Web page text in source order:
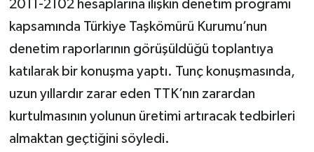
2011-2102 hesaplarına ilişkin denetim programı
kapsamında Türkiye Taşkömürü Kurumu’nun
denetim raporlarının görüşüldüğü toplantıya
katılarak bir konuşma yaptı. Tunç konuşmasında,
uzun yıllardır zarar eden TTK’nın zarardan
kurtulmasının yolunun üretimi artıracak tedbirleri
almaktan geçtiğini söyledi.